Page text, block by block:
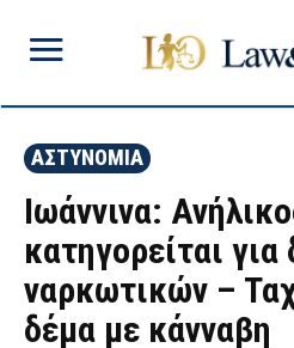
ΑΣΤΥΝΟΜΙΑ
Ιωάννινα:
κατηγορείται για
ναρκωτικών –
δέμα με κάνναβη